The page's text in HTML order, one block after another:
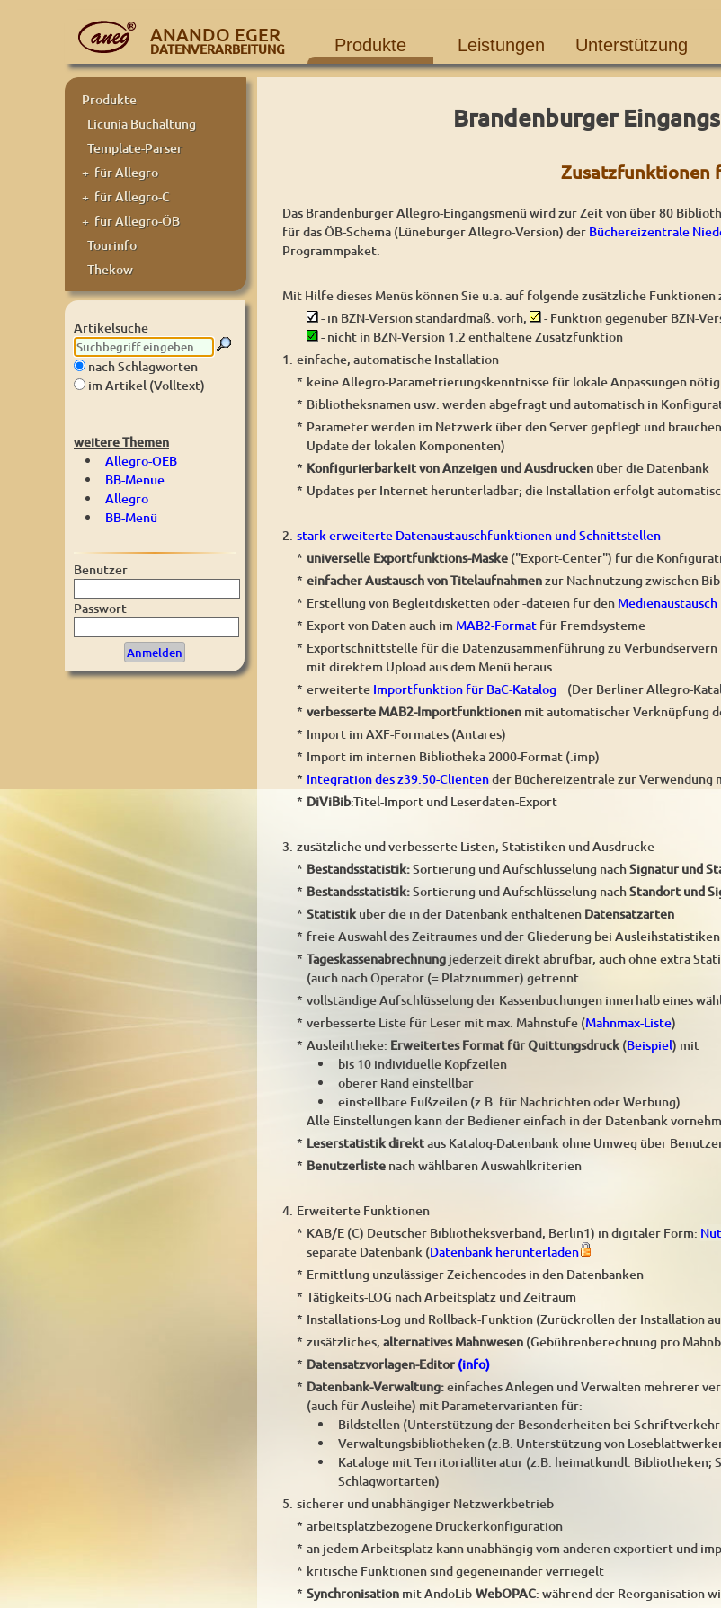
ANANDO EGER
DATENVERARBEITUNG Produkte Leistungen Unterstützung
Produkte
Licunia Buchaltung
Template-Parser
+ für Allegro
+ für Allegro-C
+ für Allegro-ÖB
Tourinfo
Thekow
Artikelsuche
nach Schlagworten
im Artikel (Volltext)
weitere Themen
Allegro-OEB
BB-Menue
Allegro
BB-Menü
Benutzer
Passwort
Brandenburger
Zusatzfunktionen
Das Brandenburger Allegro-Eingangsmenü wird zur Zeit von über 80
für das ÖB-Schema (Lüneburger Allegro-Version) der Büchereizentrale
Programmpaket.
Mit Hilfe dieses Menüs können Sie u.a. auf folgende zusätzliche
- in BZN-Version standardmäß. vorh,
- Funktion gegenüber BZN-
- nicht in BZN-Version 1.2 enthaltene Zusatzfunktion
1. einfache, automatische Installation
* keine Allegro-Parametrierungskenntnisse für lokale Anpassungen nötig
* Bibliotheksnamen usw. werden abgefragt und automatisch in
* Parameter werden im Netzwerk über den Server gepflegt und
Update der lokalen Komponenten)
* Konfigurierbarkeit von Anzeigen und Ausdrucken über die Datenbank
* Updates per Internet herunterladbar; die Installation erfolgt
2. stark erweiterte Datenaustauschfunktionen und Schnittstellen
* universelle Exportfunktions-Maske ("Export-Center") für die
* einfacher Austausch von Titelaufnahmenzur Nachnutzung zwischen
* Erstellung von Begleitdisketten oder -dateien für den
* Export von Daten auch im MAB2-Format für Fremdsysteme
* Exportschnittstelle für die Datenzusammenführung zu Verbundservern
mit direktem Upload aus dem Menü heraus
* erweiterte Importfunktion für BaC-Katalog (Der Berliner Allegro-
* verbesserte MAB2-Importfunktionen mit automatischer Verknüpfung
* Import im AXF-Formates (Antares)
* Import im internen Bibliotheka 2000-Format (.imp)
* Integration des z39.50-Clientender Büchereizentrale zur Verwendung
* DiViBib:Titel-Import und Leserdaten-Export
3. zusätzliche und verbesserte Listen, Statistiken und Ausdrucke
* Bestandsstatistik:Sortierung und Aufschlüsselung nachSignatur und
* Bestandsstatistik:Sortierung und Aufschlüsselung nachStandort und
* Statistik über die in der Datenbank enthaltenen Datensatzarten
* freie Auswahl des Zeitraumes und der Gliederung bei Ausleihstatistiken
* Tageskassenabrechnung jederzeit direkt abrufbar, auch ohne extra
(auch nach Operator (= Platznummer) getrennt
* vollständige Aufschlüsselung der Kassenbuchungen innerhalb eines
* verbesserte Liste für Leser mit max. Mahnstufe (Mahnmax-Liste)
* Ausleihtheke: Erweitertes Format für Quittungsdruck (Beispiel) mit
bis 10 individuelle Kopfzeilen
oberer Rand einstellbar
einstellbare Fußzeilen (z.B. für Nachrichten oder Werbung)
Alle Einstellungen kann der Bediener einfach in der Datenbank
* Leserstatistik direktaus Katalog-Datenbank ohne Umweg über
* Benutzerliste nach wählbaren Auswahlkriterien
4. Erweiterte Funktionen
* KAB/E (C) Deutscher Bibliotheksverband, Berlin1) in digitaler Form:
separate Datenbank (Datenbank herunterladen
* Ermittlung unzulässiger Zeichencodes in den Datenbanken
* Tätigkeits-LOG nach Arbeitsplatz und Zeitraum
* Installations-Log und Rollback-Funktion (Zurückrollen der Installation
* zusätzliches, alternatives Mahnwesen (Gebührenberechnung pro
* Datensatzvorlagen-Editor (info)
* Datenbank-Verwaltung:einfaches Anlegen und Verwalten mehrerer
(auch für Ausleihe) mit Parametervarianten für:
Bildstellen (Unterstützung der Besonderheiten bei Schriftverkehr
Verwaltungsbibliotheken (z.B. Unterstützung von
Kataloge mit Territorialliteratur (z.B. heimatkundl. Bibliotheken;
Schlagwortarten)
5. sicherer und unabhängiger Netzwerkbetrieb
* arbeitsplatzbezogene Druckerkonfiguration
* an jedem Arbeitsplatz kann unabhängig vom anderen exportiert und
* kritische Funktionen sind gegeneinander verriegelt
* Synchronisation mit AndoLib-WebOPAC: während der Reorganisation